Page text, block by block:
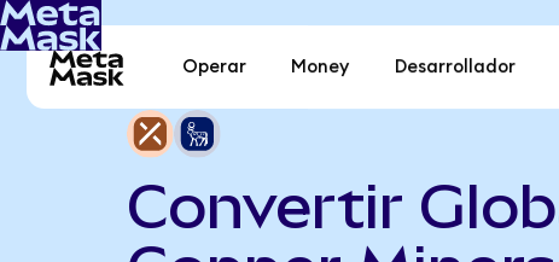
Operar Money Desarrollador
Convertir